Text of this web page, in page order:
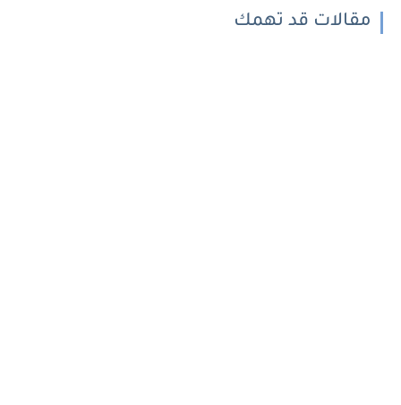
مقالات قد تهمك